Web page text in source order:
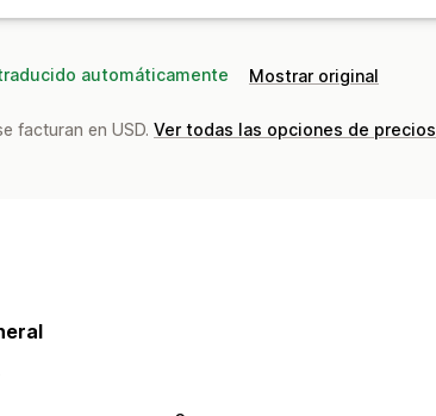
automáticamente Mostrar original
facturan en USD. Ver todas las opciones de precios